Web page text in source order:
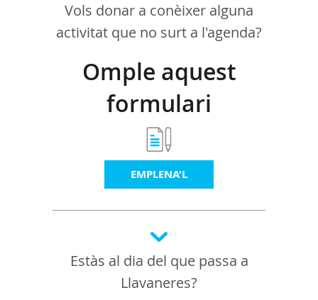
Vols donar a conèixer alguna
activitat que no surt a l'agenda?
Omple aquest
formulari
EMPLENA'L
Estàs al dia del que passa a
Llavaneres?